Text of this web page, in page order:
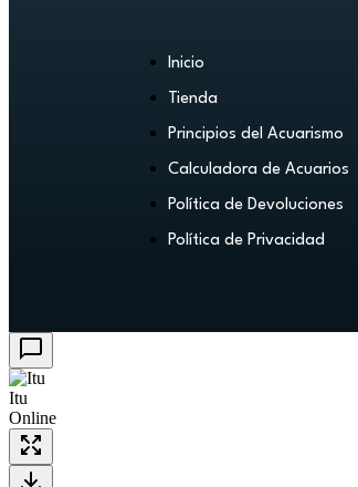
Inicio
Tienda
Principios del Acuarismo
Calculadora de Acuarios
Política de Devoluciones
Política de Privacidad
Itu
Online